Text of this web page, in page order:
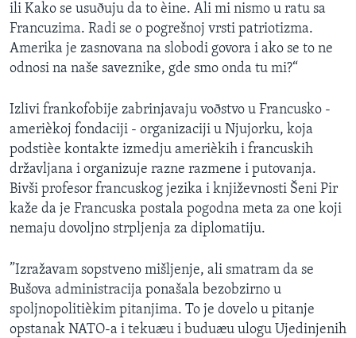
ili Kako se usuðuju da to èine. Ali mi nismo u ratu sa
Francuzima. Radi se o pogrešnoj vrsti patriotizma.
Amerika je zasnovana na slobodi govora i ako se to ne
odnosi na naše saveznike, gde smo onda tu mi?“
Izlivi frankofobije zabrinjavaju voðstvo u Francusko -
amerièkoj fondaciji - organizaciji u Njujorku, koja
podstièe kontakte izmedju amerièkih i francuskih
državljana i organizuje razne razmene i putovanja.
Bivši profesor francuskog jezika i književnosti Šeni Pir
kaže da je Francuska postala pogodna meta za one koji
nemaju dovoljno strpljenja za diplomatiju.
”Izražavam sopstveno mišljenje, ali smatram da se
Bušova administracija ponašala bezobzirno u
spoljnopolitièkim pitanjima. To je dovelo u pitanje
opstanak NATO-a i tekuæu i buduæu ulogu Ujedinjenih